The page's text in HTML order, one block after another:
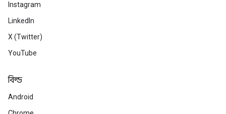
Instagram
LinkedIn
X (Twitter)
YouTube
বিল্ড
Android